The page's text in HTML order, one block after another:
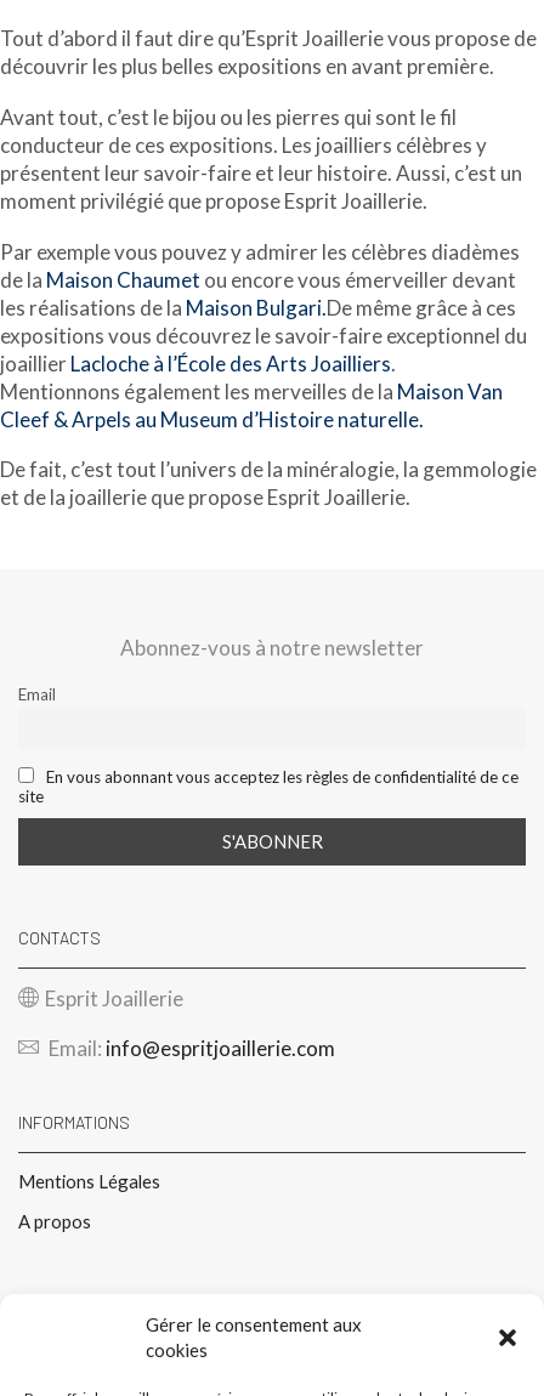
Gérer le consentement aux
cookies
Tout d’abord il faut dire qu’Esprit Joaillerie vous propose de
découvrir les plus belles expositions en avant première.
Avant tout, c’est le bijou ou les pierres qui sont le fil
conducteur de ces expositions. Les joailliers célèbres y
présentent leur savoir-faire et leur histoire. Aussi, c’est un
moment privilégié que propose Esprit Joaillerie.
Par exemple vous pouvez y admirer les célèbres diadèmes
de la Maison Chaumet ou encore vous émerveiller devant
les réalisations de la Maison Bulgari.De même grâce à ces
expositions vous découvrez le savoir-faire exceptionnel du
joaillierLacloche à l’École des Arts Joailliers.
Mentionnons également les merveilles de la Maison Van
Cleef & Arpels au Museum d’Histoire naturelle.
De fait, c’est tout l’univers de la minéralogie, la gemmologie
et de la joaillerie que propose Esprit Joaillerie.
Abonnez-vous à notre newsletter
Email
En vous abonnant vous acceptez les règles de confidentialité de ce
site
CONTACTS
Esprit Joaillerie
Email: info@espritjoaillerie.com
INFORMATIONS
Mentions Légales
A propos